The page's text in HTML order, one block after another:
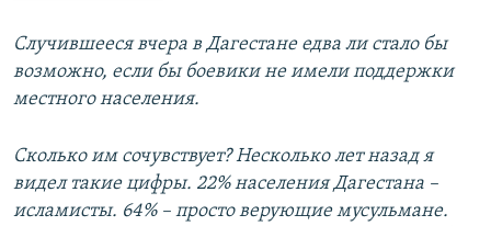
Случившееся вчера в Дагестане едва ли стало бы
возможно, если бы боевики не имели поддержки
местного населения.
Сколько им сочувствует? Несколько лет назад я
видел такие цифры. 22% населения Дагестана –
исламисты. 64% – просто верующие мусульмане.